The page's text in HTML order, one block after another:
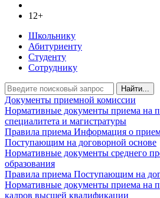
12+
Школьнику
Абитуриенту
Студенту
Сотруднику
Найти...
Документы приемной комиссии
Нормативные документы приема на
специалитета и магистратуры
Правила приема Информация о
Поступающим на договорной основе
Нормативные документы среднего
образования
Правила приема Поступающим на
Нормативные документы приема на
кадров высшей квалификации